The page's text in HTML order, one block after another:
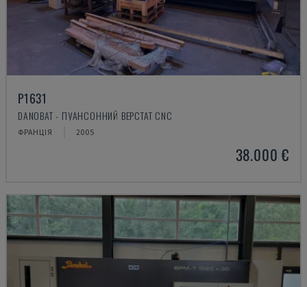
P1631
DANOBAT - ПУАНСОННИЙ ВЕРСТАТ CNC
ФРАНЦІЯ 2005
38.000 €